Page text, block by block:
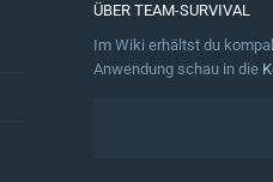
ÜBER TEAM-SURVIVAL
Im Wiki erhältst du
Anwendung schau in die